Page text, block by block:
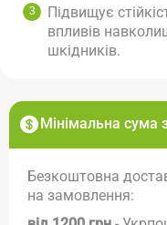
Мінімальна сума
Безкоштовна
на замовлення:
Підвищує
впливів
шкідників.